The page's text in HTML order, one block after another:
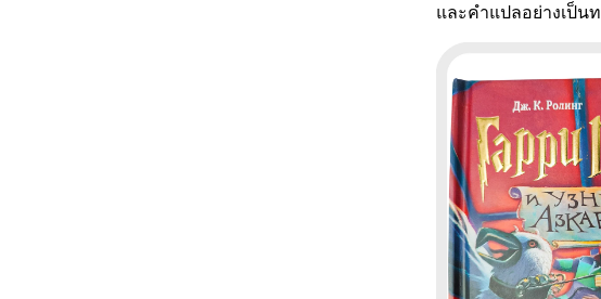
และคำแปลอย่างเป็น